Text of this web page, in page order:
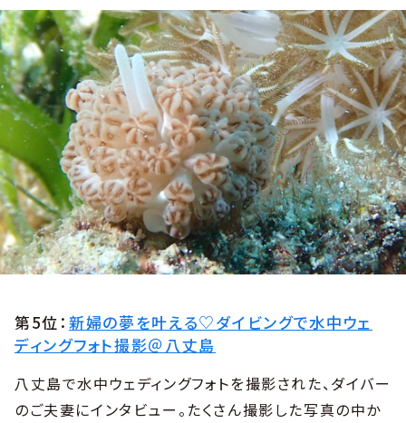
第5位： 新婦の夢を叶える♡ダイビングで水中ウェ
ディングフォト撮影＠八丈島
八丈島で水中ウェディングフォトを撮影された、ダイバー
のご夫妻にインタビュー。たくさん撮影した写真の中か